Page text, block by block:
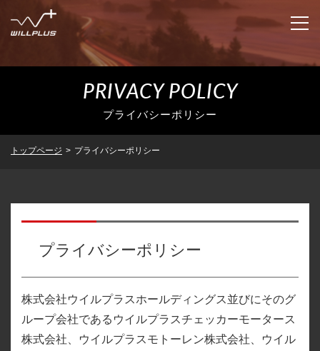
企業情報
会社概要
コーポレート・ガバナンス
業績・財務
株式情報
適時開示
決算短信
法定開示
グループ企業
グループ企業トップ
ウイルプラスチェッカーモータース株式会社
採用情報
お問い合わせ
PRIVACY POLICY
プライバシーポリシー
トップページ > プライバシーポリシー
プライバシーポリシー
株式会社ウイルプラスホールディングス並びにそのグ
ループ会社であるウイルプラスチェッカーモータース
株式会社、ウイルプラスモトーレン株式会社、ウイル